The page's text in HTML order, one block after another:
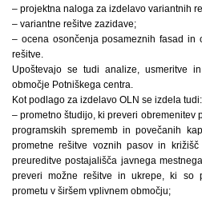
– projektna naloga za izdelavo variantnih
– variantne rešitve zazidave;
– ocena osončenja posameznih fasad in
rešitve.
Upoštevajo se tudi analize, usmeritve
območje Potniškega centra.
Kot podlago za izdelavo OLN se izdela tudi:
– prometno študijo, ki preveri obremenitev
programskih sprememb in povečanih
prometne rešitve voznih pasov in
preureditve postajališča javnega
preveri možne rešitve in ukrepe, ki so
prometu v širšem vplivnem območju;